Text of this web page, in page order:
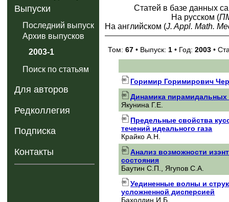
Выпуски
Последний выпуск
Архив выпусков
2003-1
Поиск по статьям
Для авторов
Редколлегия
Подписка
Контакты
Статей в базе данных
На русском (
На английском (J. Appl. Math.
Том:67 • Выпуск: 1 • Год:2003 •
Горимир Горимирович
Динамика пирамидальных
Якунина Г.Е.
Предельные свойства
течений идеального газа
Крайко А.Н.
Анализ возможности
состояния
Баутин С.П., Ягупов С.А.
Уединенные волны и
усложненной дисперсией
Бахолдин И.Б.